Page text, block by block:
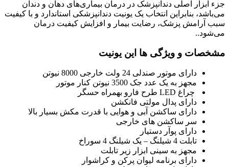
جزء ابزار اصلی دندانپزشک در درمان بیماری‌های دهان و دندان
می‌باشد، بنابراین انتخاب یک یونیت دندانپزشکی استاندارد و با کیفیت
سبب آرامش پزشک، رضایت بیمار و افزایش کیفیت درمان
می‌شود..
مشخصات و ویژگی‌ ها این یونیت
دارای موتور صندلی 24 ولت خارجی 8000 نیوتن
مجهز به یک عدد جک 3500 نیوتن کنار موتور
چراغ LED طرح فارو بهمراه حسگر
دارای پدال مولتی فانکشن
دارای ساکشن آبی و هوایی با قدرت مکش بسیار بالا
سر ساکشن های خارجی
دارای پوآر دستیار
تابلت 4 شیلنگ – یک شیلنگ 4 سوراخ
مجهز به سینی ابزار زیر تابلت
دارای برنامه لیوان پرکن و کراشوار